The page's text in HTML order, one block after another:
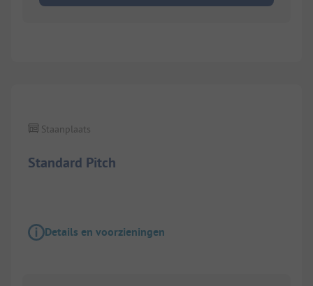
Standard Pitch
Staanplaats
Details en voorzieningen